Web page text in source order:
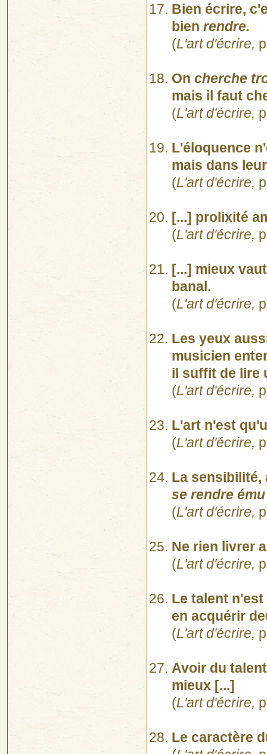
Bien écrire,
bien rendre.
(L'art d'écrire,
On cherche
mais il faut
(L'art d'écrire,
L'éloquence
mais dans
(L'art d'écrire,
[...] prolixité
(L'art d'écrire,
[...] mieux
banal.
(L'art d'écrire,
Les yeux
musicien
il suffit de lire
(L'art d'écrire,
L'art n'est
(L'art d'écrire,
La sensibilité,
se rendre
(L'art d'écrire,
Ne rien livrer
(L'art d'écrire,
Le talent
en acquérir
(L'art d'écrire,
Avoir du
mieux [...]
(L'art d'écrire,
Le caractère